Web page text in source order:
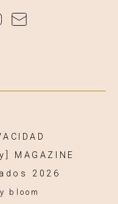
MAGAZINE
2026
bloom